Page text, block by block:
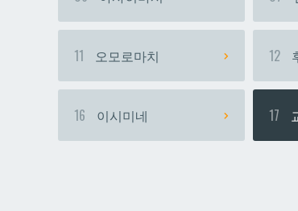
11 오모로마치 12
16 이시미네 17